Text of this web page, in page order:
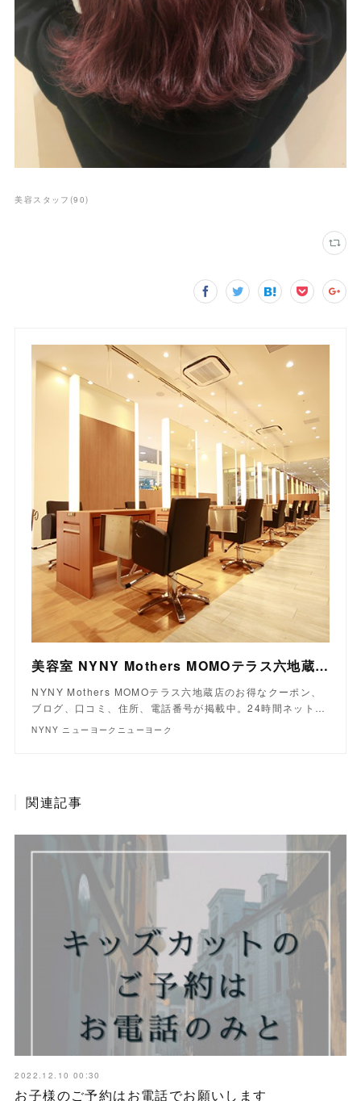
美容スタッフ (90)
美容室 NYNY Mothers MOMOテラス六地蔵店｜ヘアサロン・美容院｜ニューヨークニューヨーク
NYNY Mothers MOMOテラス六地蔵店のお得なクーポン、
ブログ、口コミ、住所、電話番号が掲載中。24時間ネット…
NYNY ニューヨークニューヨーク
関連記事
2022.12.10 00:30
お子様のご予約はお電話でお願いします